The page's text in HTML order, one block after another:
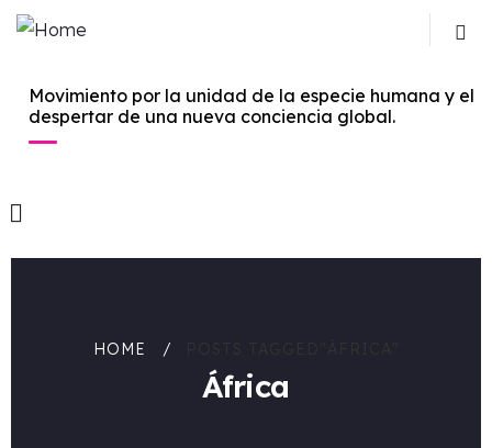
Movimiento por la unidad de la especie humana y el
despertar de una nueva conciencia global.
HOME
África